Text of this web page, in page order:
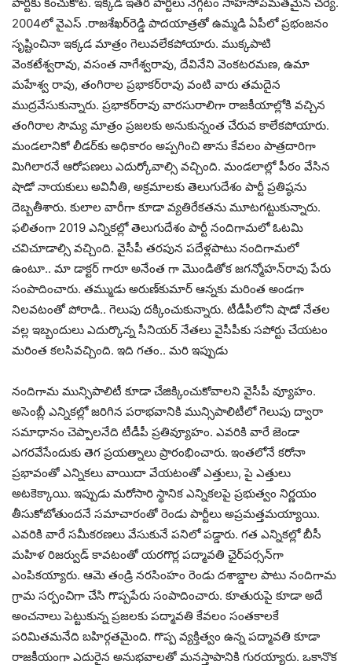
2004లో వైఎస్ .రాజ‌శేఖ‌ర్‌రెడ్డి పాద‌యాత్ర‌తో ఉమ్మ‌డి ఏపీలో ప్ర‌భంజ‌నం
సృష్టించినా ఇక్క‌డ మాత్రం గెలువ‌లేక‌పోయారు. ముక్క‌పాటి
వెంక‌టేశ్వ‌రావు, వ‌సంత నాగేశ్వ‌రావు, దేవినేని వెంక‌ట‌ర‌మ‌ణ‌, ఉమా
మహేశ్వ ‌రావు, తంగిరాల ప్ర‌భాక‌ర్‌రావు వంటి వారు త‌మ‌దైన
ముద్ర‌వేసుకున్నారు. ప్ర‌భాక‌ర్‌రావు వార‌సురాలిగా రాజ‌కీయాల్లోకి వ‌చ్చిన
తంగిరాల సౌమ్య మాత్రం ప్ర‌జల‌కు అనుకున్నంత చేరువ కాలేక‌పోయారు.
మండ‌లానికో లీడ‌ర్‌కు అధికారం అప్ప‌గించి తాను కేవ‌లం పాత్ర‌దారిగా
మిగిలార‌నే ఆరోప‌ణ‌లు ఎదుర్కోవాల్సి వ‌చ్చింది. మండ‌లాల్లో పీఠం వేసిన
షాడో నాయ‌కులు అవినీతి, అక్ర‌మాల‌కు తెలుగుదేశం పార్టీ ప్ర‌తిష్ఠ‌ను
దెబ్బ‌తీశారు. కులాల వారీగా కూడా వ్య‌తిరేక‌త‌ను మూట‌గ‌ట్టుకున్నారు.
ఫ‌లితంగా 2019 ఎన్నిక‌ల్లో తెలుగుదేశం పార్టీ నందిగామ‌లో ఓట‌మి
చ‌విచూడాల్సి వ‌చ్చింది. వైసీపీ త‌ర‌పున ప‌దేళ్ల‌పాటు నందిగామ‌లో
ఉంటూ.. మా డాక్ట‌ర్ గారూ అనేంత గా మొండితోక జ‌గ‌న్మోహ‌న్‌రావు పేరు
సంపాదించారు. త‌మ్ముడు అరుణ్‌కుమార్ ఆన్నకు మ‌రింత అండ‌గా
నిల‌వ‌టంతో పోరాడి.. గెలుపు ద‌క్కించుకున్నారు. టీడీపీలోని షాడో నేత‌ల
వ‌ల్ల ఇబ్బందులు ఎదుర్కొన్న సీనియ‌ర్ నేత‌లు వైసీపీకు స‌పోర్టు చేయ‌టం
మ‌రింత క‌ల‌సివ‌చ్చింది. ఇది గ‌తం.. మ‌రి ఇప్పుడు
నందిగామ మున్సిపాలిటీ కూడా చేజిక్కించుకోవాల‌ని వైసీపీ వ్యూహం.
అసెంబ్లీ ఎన్నిక‌ల్లో జ‌రిగిన ప‌రాభ‌వానికి మున్సిపాలిటీలో గెలుపు ద్వారా
స‌మాధానం చెప్పాల‌నేది టీడీపీ ప్ర‌తివ్యూహం. ఎవ‌రికి వారే జెండా
ఎగ‌ర‌వేసేందుకు తెగ ప్ర‌య‌త్నాలు ప్రారంభించారు. ఇంత‌లోనే క‌రోనా
ప్ర‌భావంతో ఎన్నిక‌లు వాయిదా వేయ‌టంతో ఎత్తులు, పై ఎత్తులు
అట‌కెక్కాయి. ఇప్పుడు మ‌రోసారి స్థానిక ఎన్నిక‌ల‌పై ప్ర‌భుత్వం నిర్ణ‌యం
తీసుకోబోతుంద‌నే స‌మాచారంతో రెండు పార్టీలు అప్ర‌మ‌త్త‌మ‌య్యాయి.
ఎవ‌రికి వారే స‌మీక‌ర‌ణ‌లు వేసుకునే ప‌నిలో ప‌డ్డారు. గ‌త ఎన్నిక‌ల్లో బీసీ
మ‌హిళ రిజ‌ర్వుడ్ కావ‌టంతో య‌రగొర్ల ప‌ద్మావ‌తి ఛైర్‌ప‌ర్స‌న్‌గా
ఎంపిక‌య్యారు. ఆమె తండ్రి న‌ర‌సింహం రెండు ద‌శాబ్డాల పాటు నందిగామ
గ్రామ స‌ర్పంచిగా చేసి గొప్పపేరు సంపాదించారు. కూతురుపై కూడా అదే
అంచ‌నాలు పెట్టుకున్న ప్ర‌జ‌ల‌కు ప‌ద్మావ‌తి కేవ‌లం సంత‌కాల‌కే
ప‌రిమిత‌మ‌నేది బ‌హిర్గ‌త‌మైంది. గొప్ప వ్య‌క్తిత్వం ఉన్న ప‌ద్మావ‌తి కూడా
రాజ‌కీయంగా ఎదురైన అనుభ‌వాల‌తో మ‌న‌స్తాపానికి గుర‌య్యారు. ఒకానొక